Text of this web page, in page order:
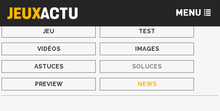
JEU TEST
VIDÉOS IMAGES
ASTUCES SOLUCES
PREVIEW NEWS